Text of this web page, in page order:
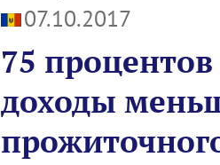
07.10.2017
75
доходы